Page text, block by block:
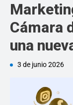
Cámara
una
3 de junio 2026